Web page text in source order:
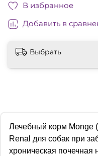
В избранное
Добавить в
Выбрать
Лечебный корм
Renal для собак при
хроническая почечная